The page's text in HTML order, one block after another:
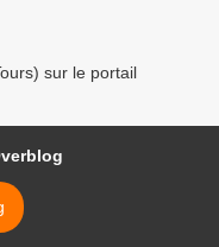
sur le portail